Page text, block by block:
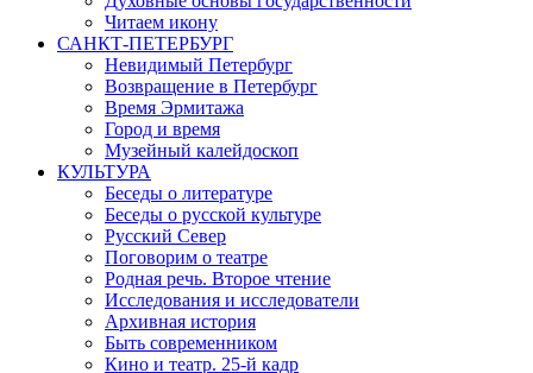
Читаем икону
САНКТ-ПЕТЕРБУРГ
Невидимый Петербург
Возвращение в Петербург
Время Эрмитажа
Город и время
Музейный калейдоскоп
КУЛЬТУРА
Беседы о литературе
Беседы о русской культуре
Русский Север
Поговорим о театре
Родная речь. Второе чтение
Исследования и исследователи
Архивная история
Быть современником
Кино и театр. 25-й кадр